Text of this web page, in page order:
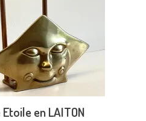
Etoile en LAITON